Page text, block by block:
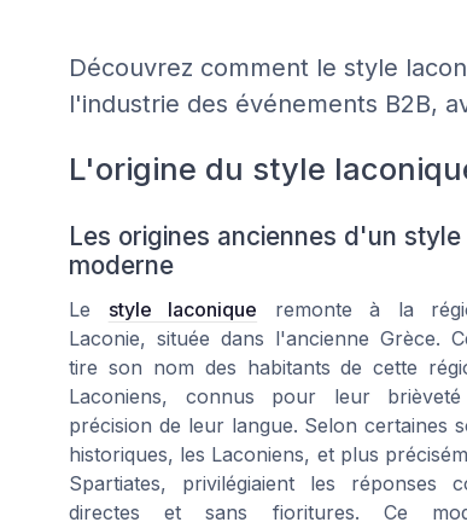
Découvrez comment le style
l'industrie des événements B2B,
L'origine du style
Les origines anciennes d'un style
moderne
Le style laconique remonte à la
Laconie, située dans l'ancienne Grèce.
tire son nom des habitants de cette
Laconiens, connus pour leur
précision de leur langue. Selon certaines
historiques, les Laconiens, et plus
Spartiates, privilégiaient les réponses
directes et sans fioritures. Ce